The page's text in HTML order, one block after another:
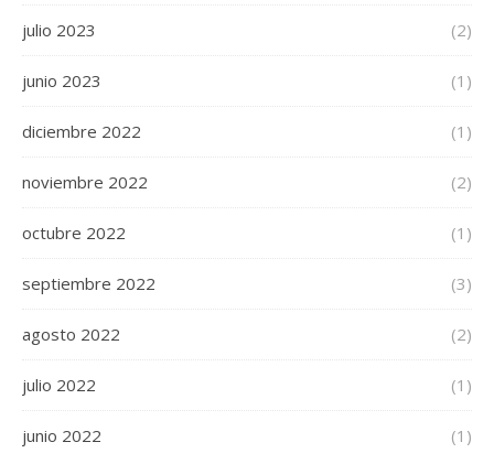
julio 2023 (2)
junio 2023 (1)
diciembre 2022 (1)
noviembre 2022 (2)
octubre 2022 (1)
septiembre 2022 (3)
agosto 2022 (2)
julio 2022 (1)
junio 2022 (1)